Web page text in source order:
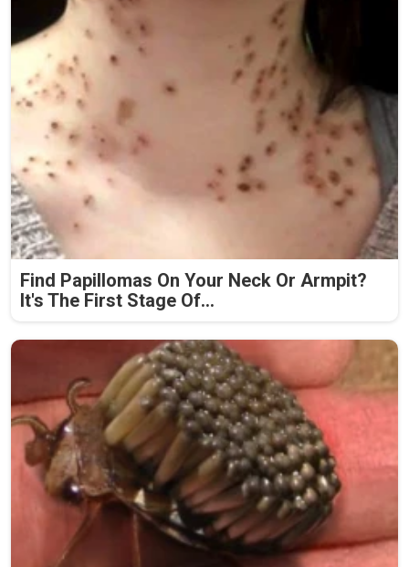
Find Papillomas On Your Neck Or Armpit?
It's The First Stage Of...